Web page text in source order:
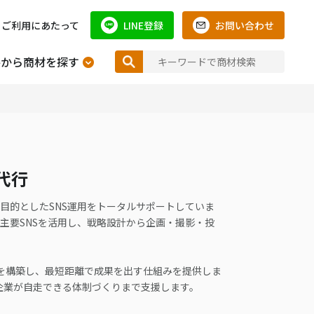
ご利用にあたって LINE登録 お問い合わせ
ら商材を探す
行
的としたSNS運用をトータルサポートしていま
SNSを活用し、戦略設計から企画・撮影・投
築し、最短距離で成果を出す仕組みを提供しま
が自走できる体制づくりまで支援します。